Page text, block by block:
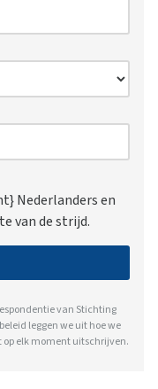
Nederlanders en
van de strijd.
van Stichting
leggen we uit hoe we
op elk moment uitschrijven.